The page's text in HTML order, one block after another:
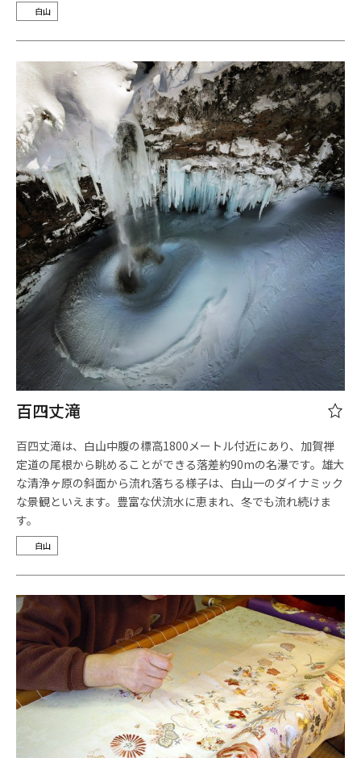
白山
百四丈滝
百四丈滝は、白山中腹の標高1800メートル付近にあり、加賀禅
定道の尾根から眺めることができる落差約90mの名瀑です。雄大
な清浄ヶ原の斜面から流れ落ちる様子は、白山一のダイナミック
な景観といえます。豊富な伏流水に恵まれ、冬でも流れ続けま
す。
白山